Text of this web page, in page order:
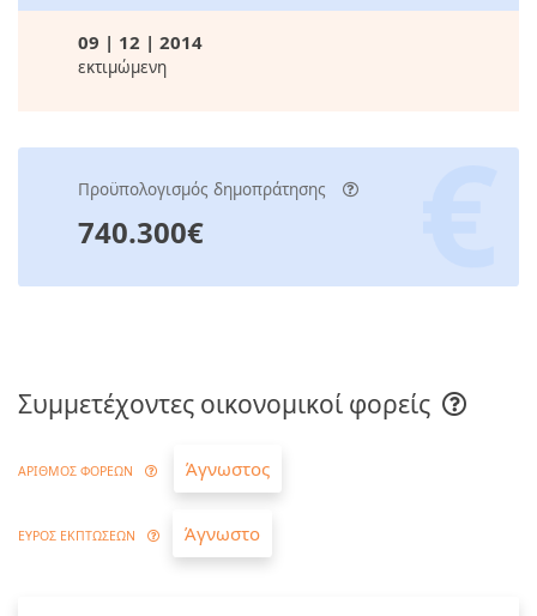
09 | 12 | 2014
εκτιμώμενη
Προϋπολογισμός δημοπράτησης
740.300€
Συμμετέχοντες οικονομικοί φορείς
ΑΡΙΘΜΟΣ ΦΟΡΕΩΝ Άγνωστος
ΕΥΡΟΣ ΕΚΠΤΩΣΕΩΝ Άγνωστο